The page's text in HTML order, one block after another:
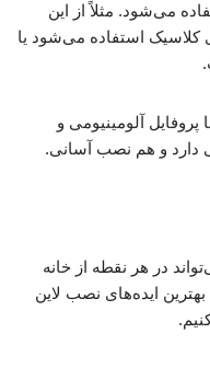
می‌شود. مثلاً از این
کلاسیک استفاده می‌شود یا
پروفایل آلومینیومی و
دارد و هم نصب آسانی.
در هر نقطه از خانه
ایده‌های نصب لاین